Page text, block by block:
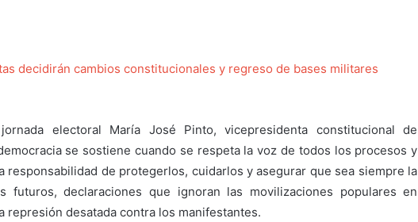
decidirán cambios constitucionales y regreso de bases militares
electoral María José Pinto, vicepresidenta constitucional de
se sostiene cuando se respeta la voz de todos los procesos y
responsabilidad de protegerlos, cuidarlos y asegurar que sea siempre la
futuros, declaraciones que ignoran las movilizaciones populares en
represión desatada contra los manifestantes.